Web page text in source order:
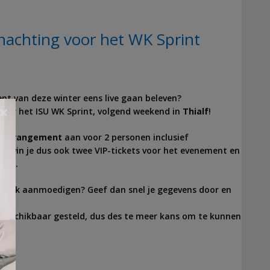
voor het WK Sprint
van deze winter eens live gaan beleven?
voor het ISU WK Sprint, volgend weekend in Thialf!
arrangement aan voor 2 personen inclusief
win je dus ook twee VIP-tickets voor het evenement en
aanmoedigen? Geef dan snel je gegevens door en
beschikbaar gesteld, dus des te meer kans om te kunnen
×